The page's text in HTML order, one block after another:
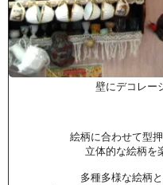
壁にデコレー
絵柄に合わせて型
立体的な絵柄を
多種多様な絵柄